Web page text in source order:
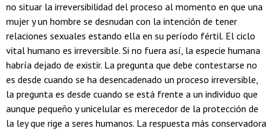
no situar la irreversibilidad del proceso al momento en que una
mujer y un hombre se desnudan con la intención de tener
relaciones sexuales estando ella en su período fértil. El ciclo
vital humano es irreversible. Si no fuera así, la especie humana
habría dejado de existir. La pregunta que debe contestarse no
es desde cuando se ha desencadenado un proceso irreversible,
la pregunta es desde cuando se está frente a un individuo que
aunque pequeño y unicelular es merecedor de la protección de
la ley que rige a seres humanos. La respuesta más conservadora